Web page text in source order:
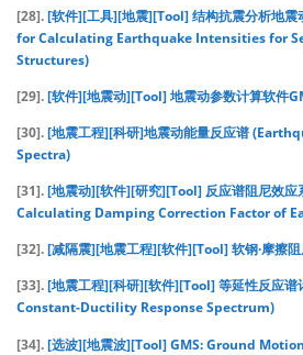
[28].[软件][工具][地震][Tool] 结构抗震分析地震
for Calculating Earthquake Intensities for
Structures)
[29].[软件][地震动][Tool] 地震动参数计算软件
[30].[地震工程][科研]地震动能量反应谱
Spectra)
[31].[地震动][软件][研究][Tool] 反应谱阻尼效
Calculating Damping Correction Factor of
[32].[减隔震][地震工程][软件][Tool] 软钢·摩擦
[33].[地震工程][科研][软件][Tool] 等延性反应
Constant-Ductility Response Spectrum)
[34].[选波][地震波][Tool] GMS: Ground